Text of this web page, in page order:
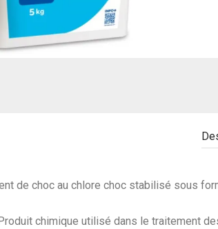
de choc au chlore choc stabilisé sous
chimique utilisé dans le traitement